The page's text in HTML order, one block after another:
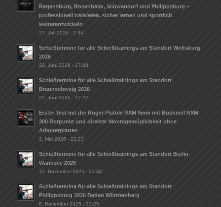
Regensburg, Rosenheim, Schwandorf und Philippsburg –
professionell trainieren, sicher lernen und sportlich
weiterentwickeln
27. Juli 2026 - 2:34
Schießtermine für alle Schießtrainings am Standort Wolfsburg
2026
29. Juni 2026 - 17:28
Schießtermine für alle Schießtrainings am Standort
Braunschweig 2026
29. Juni 2026 - 17:27
Erster Test mit der Ruger Pistole RXM 9mm mit Bushnell RXM
300 Rotpunkt und direkter Montagemöglichkeit ohne
Adapterplatten
2. Mai 2026 - 22:23
Schießtermine für alle Schießtrainings am Standort Berlin
Wannsee 2026
12. November 2025 - 23:34
Schießtermine für alle Schießtrainings am Standort
Philippsburg 2026 Baden Württemberg
6. November 2025 - 23:25